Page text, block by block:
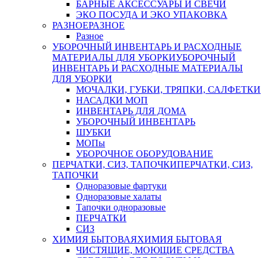
БАРНЫЕ АКСЕССУАРЫ И СВЕЧИ
ЭКО ПОСУДА И ЭКО УПАКОВКА
РАЗНОЕРАЗНОЕ
Разное
УБОРОЧНЫЙ ИНВЕНТАРЬ И РАСХОДНЫЕ
МАТЕРИАЛЫ ДЛЯ УБОРКИУБОРОЧНЫЙ
ИНВЕНТАРЬ И РАСХОДНЫЕ МАТЕРИАЛЫ
ДЛЯ УБОРКИ
МОЧАЛКИ, ГУБКИ, ТРЯПКИ, САЛФЕТКИ
НАСАДКИ МОП
ИНВЕНТАРЬ ДЛЯ ДОМА
УБОРОЧНЫЙ ИНВЕНТАРЬ
ШУБКИ
МОПы
УБОРОЧНОЕ ОБОРУДОВАНИЕ
ПЕРЧАТКИ, СИЗ, ТАПОЧКИПЕРЧАТКИ, СИЗ,
ТАПОЧКИ
Одноразовые фартуки
Одноразовые халаты
Тапочки одноразовые
ПЕРЧАТКИ
СИЗ
ХИМИЯ БЫТОВАЯХИМИЯ БЫТОВАЯ
ЧИСТЯЩИЕ, МОЮЩИЕ СРЕДСТВА